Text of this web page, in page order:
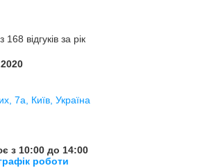
відгуків за рік
7а, Київ, Україна
з 10:00 до 14:00
роботи